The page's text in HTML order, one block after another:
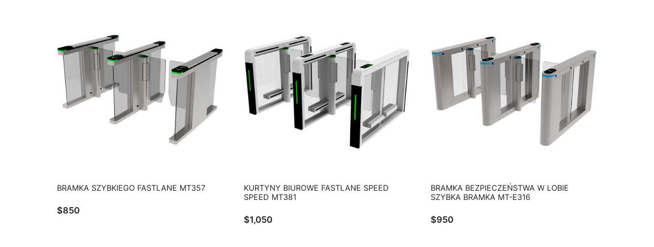
BRAMKA SZYBKIEGO FASTLANE MT357
$850
KURTYNY BIUROWE FASTLANE SPEED
SPEED MT381
$1,050
QUICK VIEW
BRAMKA BEZPIECZEŃSTWA W LOBIE
SZYBKA BRAMKA MT-E316
$950